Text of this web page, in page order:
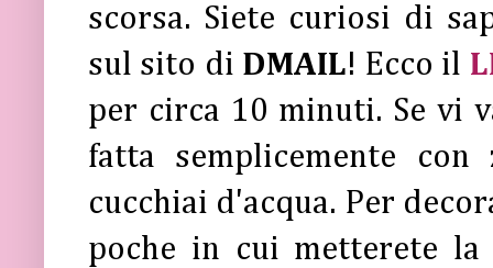
scorsa. Siete curiosi di
sul sito di DMAIL! Ecco il
per circa 10 minuti. Se vi
fatta semplicemente
cucchiai d'acqua. Per
poche in cui metterete la